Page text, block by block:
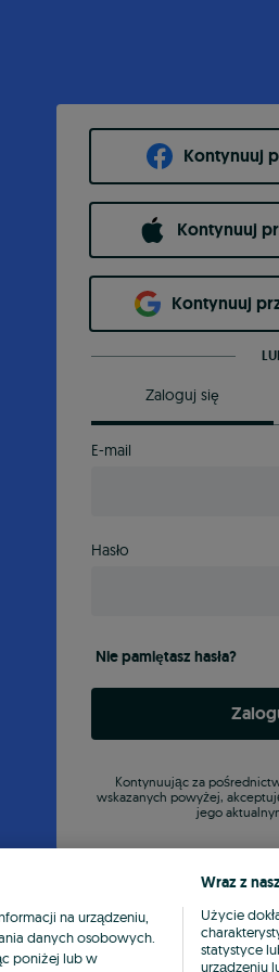
Kontynuuj
Kontynuuj
Kontynuuj
Zaloguj się
E-mail
Hasło
Nie pamiętasz hasła?
Kontynuując za
wskazanych powyżej,
jego
na urządzeniu,
danych osobowych.
poniżej lub w
Wraz z
Użycie
statystyce
urządzeniu